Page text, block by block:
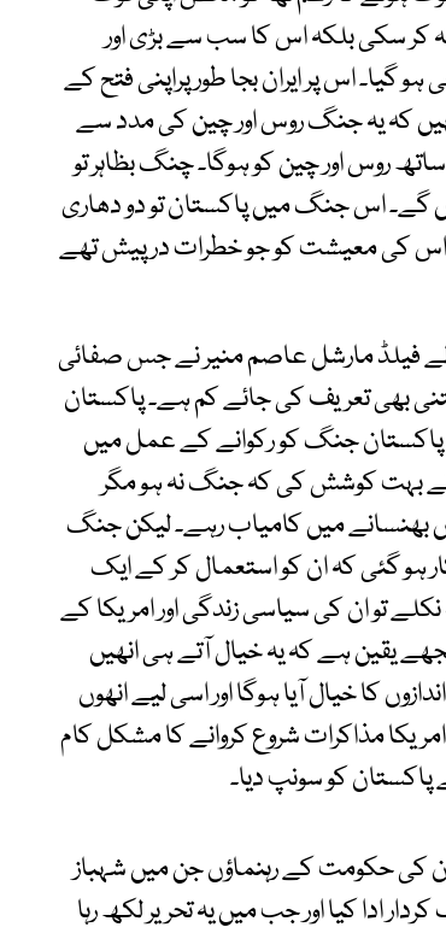
کر سکی بلکہ اس کا سب سے بڑی اور
اس پر ایران بجا طور پراپنی فتح کے
کہ یہ جنگ روس اور چین کی مدد سے
روس اور چین کو ہوگا۔ چنگ بظاہر تو
اس جنگ میں پاکستان تو دو دھاری
اس کی معیشت کو جو خطرات درپیش تھے
والے فیلڈ مارشل عاصم منیر نے جس صفائی
بھی تعریف کی جائے کم ہے۔ پاکستان
پاکستان جنگ کو رکوانے کے عمل میں
بہت کوشش کی کہ جنگ نہ ہو مگر
بھنسانے میں کامیاب رہے۔ لیکن جنگ
ہو گئی کہ ان کو استعمال کر کے ایک
تو ان کی سیاسی زندگی اور امریکا کے
یقین ہے کہ یہ خیال آتے ہی انھیں
کا خیال آیا ہوگا اور اسی لیے انھوں
مذاکرات شروع کروانے کا مشکل کام
کو سونپ دیا۔
کی حکومت کے رہنماؤں جن میں شہباز
ادا کیا اور جب میں یہ تحریر لکھ رہا